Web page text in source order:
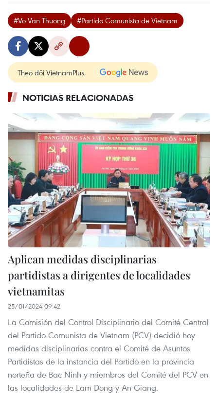
#Vo Van Thuong #Partido Comunista de Vietnam
Theo dõi VietnamPlus
NOTICIAS RELACIONADAS
Aplican medidas disciplinarias
partidistas a dirigentes de localidades
vietnamitas
25/01/2024 09:42
La Comisión del Control Disciplinario del Comité Central
del Partido Comunista de Vietnam (PCV) decidió hoy
medidas disciplinarias contra el Comité de Asuntos
Partidistas de la instancia del Partido en la provincia
norteña de Bac Ninh y miembros del Comité del PCV en
las localidades de Lam Dong y An Giang.